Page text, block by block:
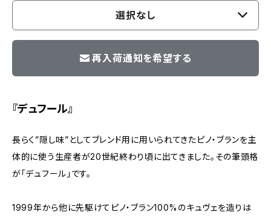
選択なし
再入荷通知を希望する
『デュフール』
長らく”隠し味”としてブレンド用に用いられてきたピノ・ブランを主
体的に使う生産者が20世紀終わり頃に出てきました。その筆頭格
が「デュフール」です。
1999年から他に先駆けてピノ・ブラン100%のキュヴェを造りは